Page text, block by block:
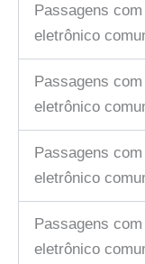
Passagens
eletrônico
Passagens
eletrônico
Passagens
eletrônico
Passagens
eletrônico